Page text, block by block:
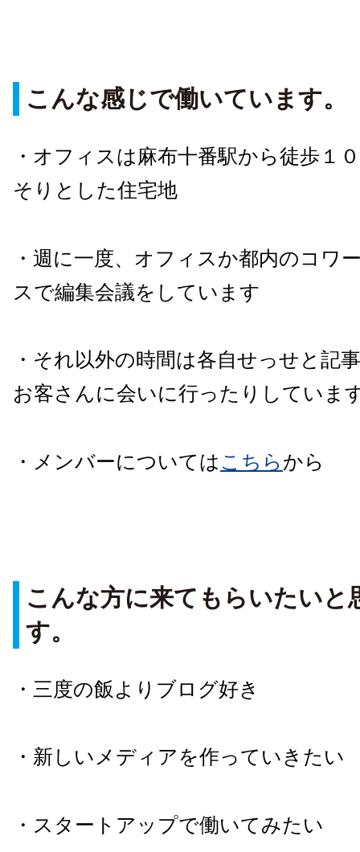
こんな感じで働いています。
・オフィスは麻布十番駅から徒歩１
そりとした住宅地
・週に一度、オフィスか都内のコワ
スで編集会議をしています
・それ以外の時間は各自せっせと記
お客さんに会いに行ったりしていま
・メンバーについては こちら から
こんな方に来てもらいたいと
す。
・三度の飯よりブログ好き
・新しいメディアを作っていきたい
・スタートアップで働いてみたい